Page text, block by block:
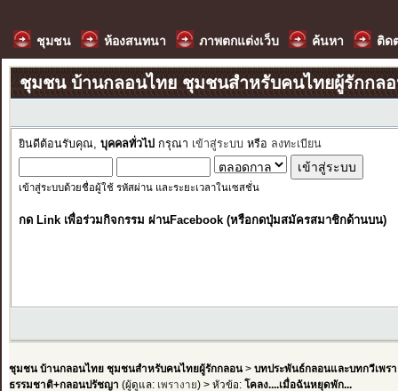
ชุมชน ห้องสนทนา ภาพตกแต่งเว็บ ค้นหา ติด
ชุมชน บ้านกลอนไทย ชุมชนสำหรับคนไทยผู้รักกล
ยินดีต้อนรับคุณ, บุคคลทั่วไป กรุณา เข้าสู่ระบบ หรือ ลงทะเบียน
เข้าสู่ระบบด้วยชื่อผู้ใช้ รหัสผ่าน และระยะเวลาในเซสชั่น
กด Link เพื่อร่วมกิจกรรม ผ่านFacebook (หรือกดปุ่มสมัครสมาชิกด้านบน)
ชุมชน บ้านกลอนไทย ชุมชนสำหรับคนไทยผู้รักกลอน> บทประพันธ์กลอนและบทกวีเพรา
ธรรมชาติ+กลอนปรัชญา (ผู้ดูแล: เพรางาย) > หัวข้อ: โคลง....เมื่อฉันหยุดพัก...